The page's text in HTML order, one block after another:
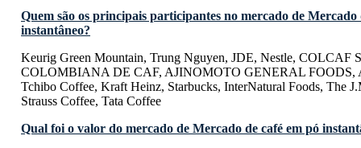
Quem são os principais participantes no mercado de Mercado
instantâneo?
Keurig Green Mountain, Trung Nguyen, JDE, Nestle, COLCAF
COLOMBIANA DE CAF, AJINOMOTO GENERAL FOODS,
Tchibo Coffee, Kraft Heinz, Starbucks, InterNatural Foods, The
Strauss Coffee, Tata Coffee
Qual foi o valor do mercado de Mercado de café em pó